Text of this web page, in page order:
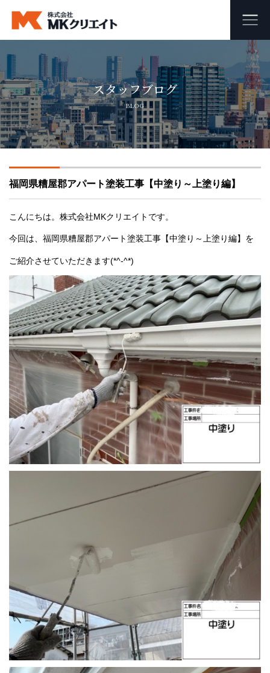
ホーム
MKクリエイトのワンストップ自社施工
ビル・マンション・商業施設の大規模修繕工事
外壁塗装・防水工事
オフィス・店舗の内装リフォーム・リノベーション
足場組み立て・解体工事
採用情報
プライバシーポリシー
お問い合わせ
施工事例
お知らせ
スタッフブログ
スタッフブログ
BLOG
福岡県糟屋郡アパート塗装工事【中塗り～上塗り編】
こんにちは。株式会社MKクリエイトです。
今回は、福岡県糟屋郡アパート塗装工事【中塗り～上塗り編】を
ご紹介させていただきます(*^-^*)